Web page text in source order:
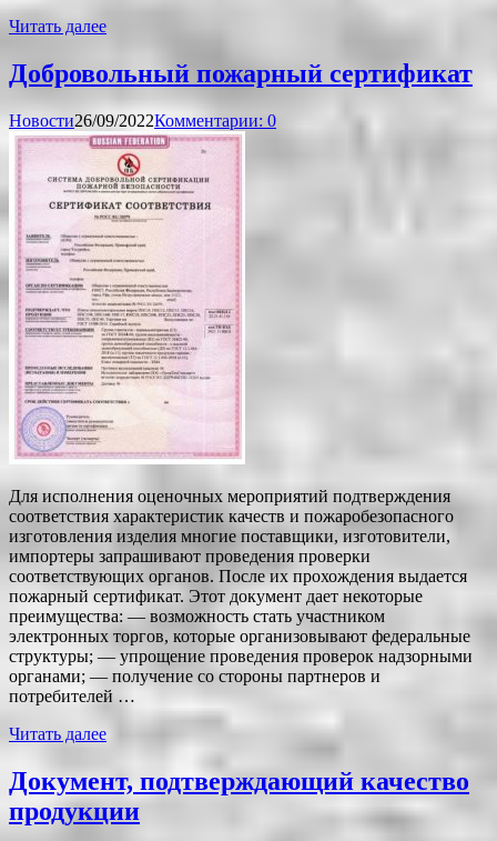
Читать далее
Добровольный пожарный сертификат
Новости26/09/2022Комментарии: 0
Для исполнения оценочных мероприятий подтверждения
соответствия характеристик качеств и пожаробезопасного
изготовления изделия многие поставщики, изготовители,
импортеры запрашивают проведения проверки
соответствующих органов. После их прохождения выдается
пожарный сертификат. Этот документ дает некоторые
преимущества: — возможность стать участником
электронных торгов, которые организовывают федеральные
структуры; — упрощение проведения проверок надзорными
органами; — получение со стороны партнеров и
потребителей …
Читать далее
Документ, подтверждающий качество
продукции